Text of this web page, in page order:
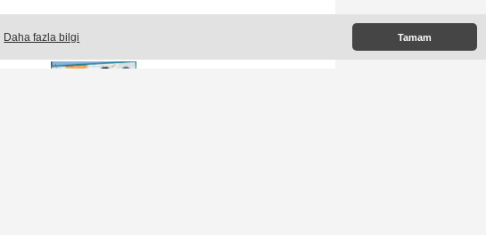
Daha fazla bilgi Tamam
Öne Çıkanlar